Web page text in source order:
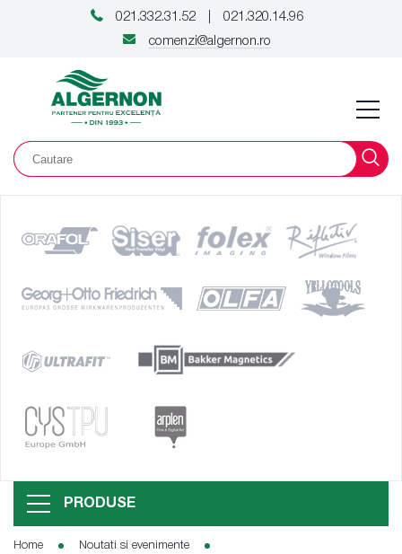
021.332.31.52
021.320.14.96
comenzi@algernon.ro
PRODUSE
Home Noutati si evenimente